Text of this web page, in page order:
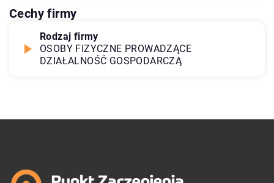
Cechy firmy
Rodzaj firmy
OSOBY FIZYCZNE PROWADZĄCE
DZIAŁALNOŚĆ GOSPODARCZĄ